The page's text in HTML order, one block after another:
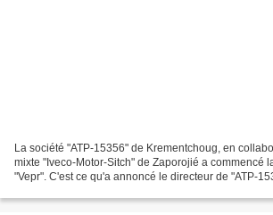
La société "ATP-15356" de Krementchoug, en
mixte "Iveco-Motor-Sitch" de Zaporojié a commencé
"Vepr". C'est ce qu'a annoncé le directeur de "ATP-